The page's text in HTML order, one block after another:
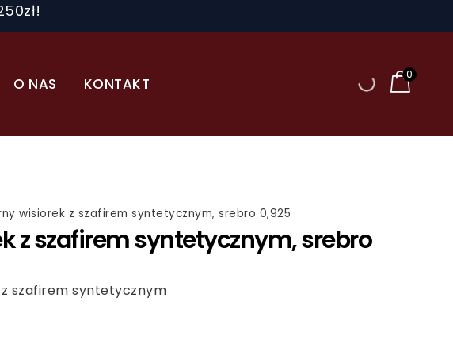
O NAS KONTAKT 0
wisiorek z szafirem syntetycznym, srebro 0,925
z szafirem syntetycznym, srebro
szafirem syntetycznym